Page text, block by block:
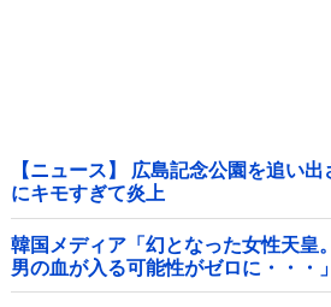
【ニュース】 広島記念公園を追い
にキモすぎて炎上
韓国メディア「幻となった女性天皇
男の血が入る可能性がゼロに・・・」